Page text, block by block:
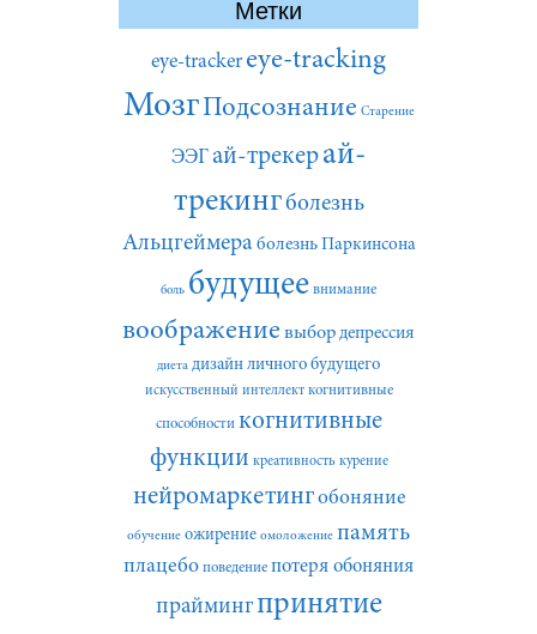
Метки
eye-tracker eye-tracking
МозгПодсознание Старение
ЭЭГай-трекерай-
трекингболезнь
Альцгеймера болезнь Паркинсона
боль будущее внимание
воображение выбор депрессия
диета дизайн личного будущего
искусственный интеллект когнитивные
способности когнитивные
функции креативность курение
нейромаркетингобоняние
обучение ожирение омоложение память
плацебо поведение потеря обоняния
праймингпринятие